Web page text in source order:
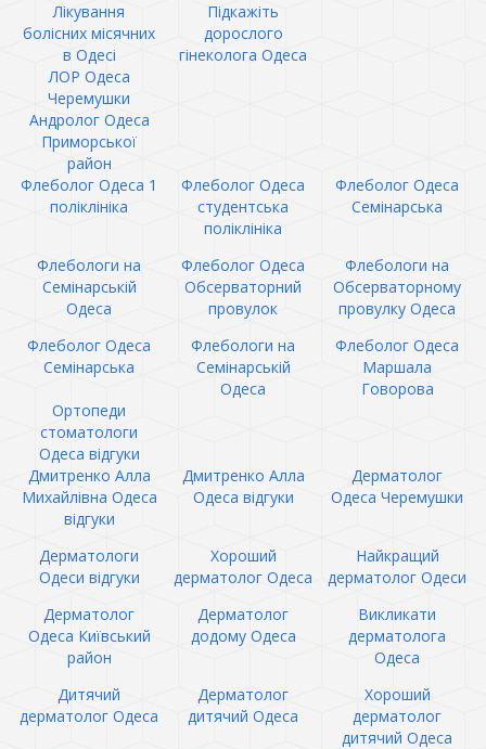
Лікування
болісних місячних
в Одесі
Підкажіть
дорослого
гінеколога Одеса
ЛОР Одеса
Черемушки
Андролог Одеса
Приморської
район
Флеболог Одеса 1
поліклініка
Флеболог Одеса
студентська
поліклініка
Флеболог Одеса
Семінарська
Флебологи на
Семінарській
Одеса
Флеболог Одеса
Обсерваторний
провулок
Флебологи на
Обсерваторному
провулку Одеса
Флеболог Одеса
Семінарська
Флебологи на
Семінарській
Одеса
Флеболог Одеса
Маршала
Говорова
Ортопеди
стоматологи
Одеса відгуки
Дмитренко Алла
Михайлівна Одеса
відгуки
Дмитренко Алла
Одеса відгуки
Дерматолог
Одеса Черемушки
Дерматологи
Одеси відгуки
Хороший
дерматолог Одеса
Найкращий
дерматолог Одеси
Дерматолог
Одеса Київський
район
Дерматолог
додому Одеса
Викликати
дерматолога
Одеса
Дитячий
дерматолог Одеса
Дерматолог
дитячий Одеса
Хороший
дерматолог
дитячий Одеса